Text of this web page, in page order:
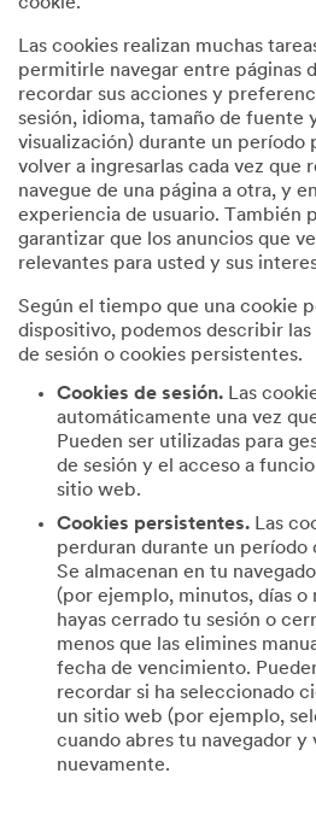
Las cookies realizan muchas
permitirle navegar entre páginas
recordar sus acciones y
sesión, idioma, tamaño de fuente
visualización) durante un período
volver a ingresarlas cada vez que
navegue de una página a otra, y
experiencia de usuario. También
garantizar que los anuncios que
relevantes para usted y sus
Según el tiempo que una cookie
dispositivo, podemos describir
de sesión o cookies persistentes.
Cookies de sesión. Las
automáticamente una vez
Pueden ser utilizadas para
de sesión y el acceso a
sitio web.
Cookies persistentes. Las
perduran durante un
Se almacenan en tu
(por ejemplo, minutos, días o
hayas cerrado tu sesión o
menos que las elimines
fecha de vencimiento.
recordar si ha seleccionado
un sitio web (por ejemplo,
cuando abres tu navegador y
nuevamente.